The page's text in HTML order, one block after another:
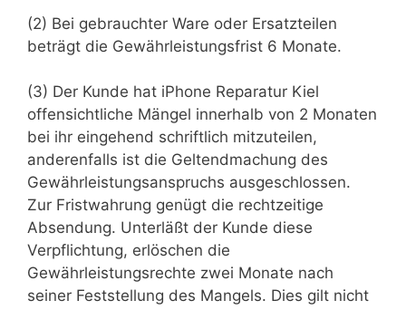
(2) Bei gebrauchter Ware oder Ersatzteilen
beträgt die Gewährleistungsfrist 6 Monate.
(3) Der Kunde hat iPhone Reparatur Kiel
offensichtliche Mängel innerhalb von 2 Monaten
bei ihr eingehend schriftlich mitzuteilen,
anderenfalls ist die Geltendmachung des
Gewährleistungsanspruchs ausgeschlossen.
Zur Fristwahrung genügt die rechtzeitige
Absendung. Unterläßt der Kunde diese
Verpflichtung, erlöschen die
Gewährleistungsrechte zwei Monate nach
seiner Feststellung des Mangels. Dies gilt nicht